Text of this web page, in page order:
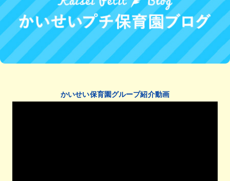
かいせい保育園グループ紹介動画